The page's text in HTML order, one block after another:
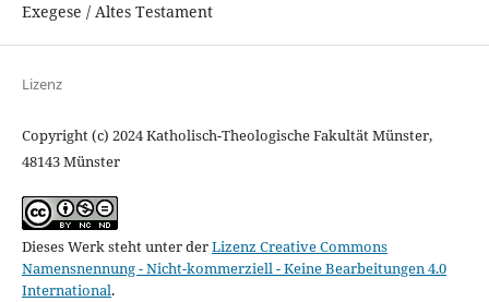
Exegese / Altes Testament
Lizenz
Copyright (c) 2024 Katholisch-Theologische Fakultät Münster,
48143 Münster
Dieses Werk steht unter derLizenz Creative Commons
Namensnennung - Nicht-kommerziell - Keine Bearbeitungen 4.0
International.